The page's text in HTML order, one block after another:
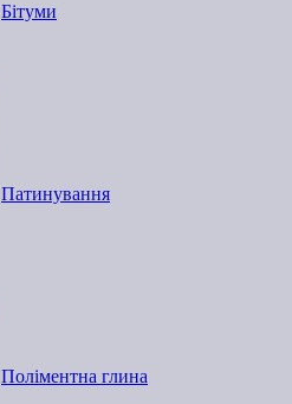
Бітуми
Патинування
Поліментна глина